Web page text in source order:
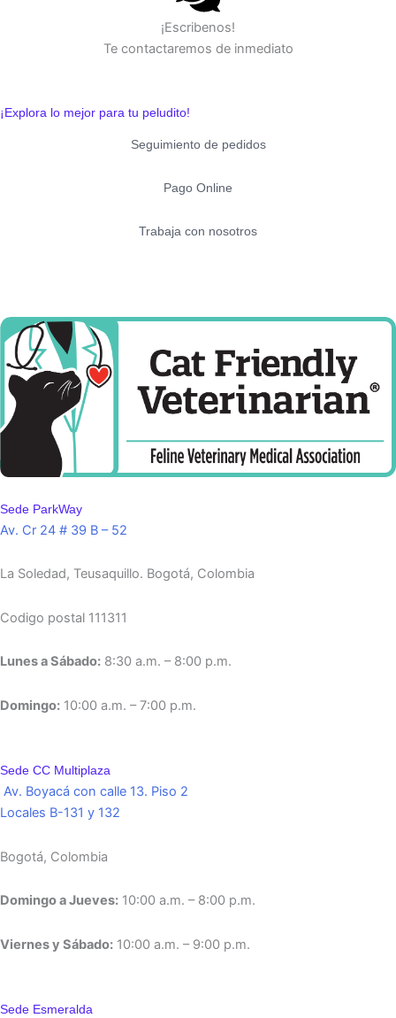
¡Escribenos!
Te contactaremos de inmediato
¡Explora lo mejor para tu peludito!
Seguimiento de pedidos
Pago Online
Trabaja con nosotros
Sede ParkWay
Av. Cr 24 # 39 B – 52
La Soledad, Teusaquillo. Bogotá, Colombia
Codigo postal 111311
Lunes a Sábado: 8:30 a.m. – 8:00 p.m.
Domingo: 10:00 a.m. – 7:00 p.m.
Sede CC Multiplaza
Av. Boyacá con calle 13. Piso 2
Locales B-131 y 132
Bogotá, Colombia
Domingo a Jueves: 10:00 a.m. – 8:00 p.m.
Viernes y Sábado: 10:00 a.m. – 9:00 p.m.
Sede Esmeralda